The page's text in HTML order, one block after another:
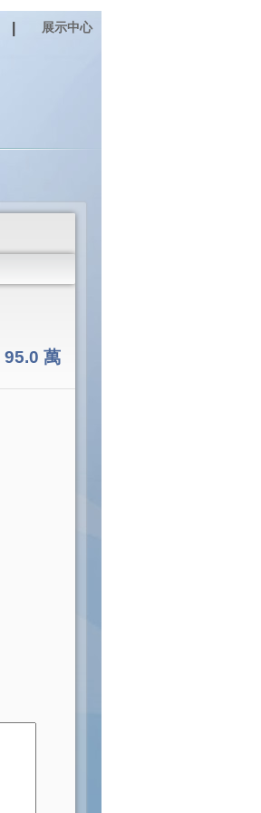
展示中心
95.0 萬